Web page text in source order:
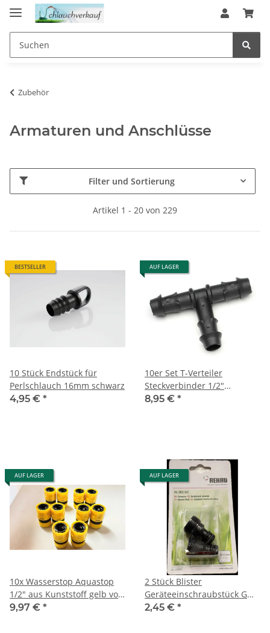
Zubehör
Armaturen und Anschlüsse
Filter und Sortierung
Artikel 1 - 20 von 229
BESTSELLER
10 Stück Endstück für
Perlschlauch 16mm schwarz
4,95 € *
AUF LAGER
10er Set T-Verteiler
Steckverbinder 1/2"
(16x16x16mm) schwarz
8,95 € *
AUF LAGER
10x Wasserstop Aquastop
1/2" aus Kunststoff gelb von
Rehau
9,97 € *
AUF LAGER
2 Stück Blister
Geräteeinschraubstück G
3/4" aus Kunststoff
2,45 € *